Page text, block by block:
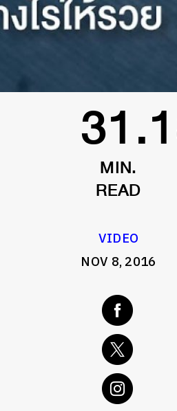
MIN.
READ
VIDEO
NOV 8, 2016